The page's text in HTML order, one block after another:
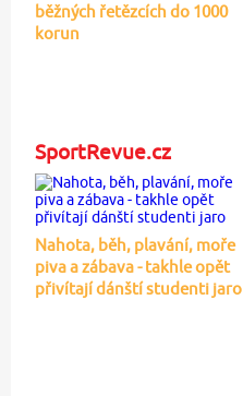
běžných řetězcích do 1000
korun
SportRevue.cz
Nahota, běh, plavání, moře
piva a zábava - takhle opět
přivítají dánští studenti jaro